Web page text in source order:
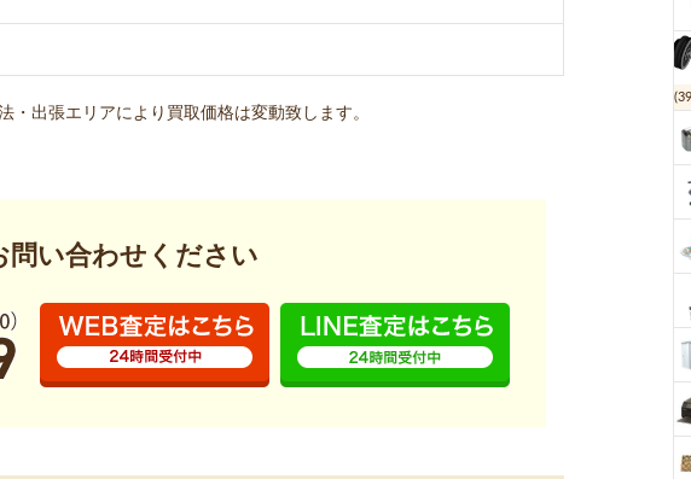
出張エリアにより買取価格は変動致します。
問い合わせください